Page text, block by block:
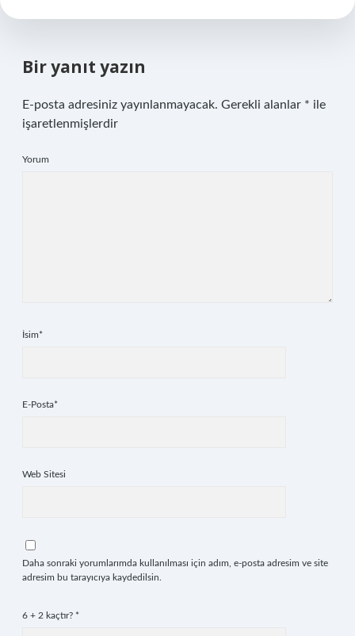
Bir yanıt yazın
E-posta adresiniz yayınlanmayacak. Gerekli alanlar * ile
işaretlenmişlerdir
Yorum
İsim*
E-Posta*
Web Sitesi
Daha sonraki yorumlarımda kullanılması için adım, e-posta adresim ve site
adresim bu tarayıcıya kaydedilsin.
6 + 2 kaçtır? *